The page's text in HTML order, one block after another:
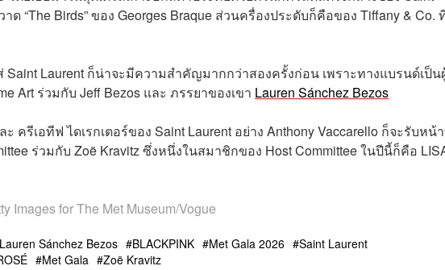
ด “The Birds” ของ Georges Braque ส่วนครื่องประดับก็คือของ Tiffany & Co.
Saint Laurent ก็น่าจะมีความสำคัญมากกว่าสองครั้งก่อน เพราะทางแบรนด์เป็น
Art ร่วมกับ Jeff Bezos และ ภรรยาของเขา Lauren Sánchez Bezos
ครีเอทีฟ ไดเรกเตอร์ของ Saint Laurent อย่าง Anthony Vaccarello ก็จะรับหน้
ร่วมกับ Zoë Kravitz ซึ่งหนึ่งในสมาชิกของ Host Committee ในปีนี้ก็คือ
Images for The Met Museum/Vogue
Lauren Sánchez Bezos BLACKPINK Met Gala 2026
Saint Laurent
Met Gala Zoë Kravitz